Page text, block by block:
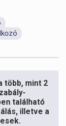
több, mint 2
található
illetve a